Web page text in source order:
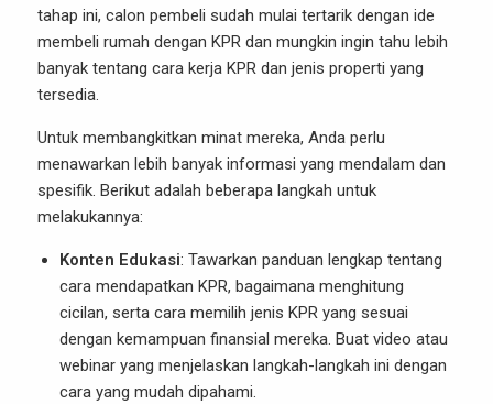
tahap ini, calon pembeli sudah mulai tertarik dengan ide
membeli rumah dengan KPR dan mungkin ingin tahu lebih
banyak tentang cara kerja KPR dan jenis properti yang
tersedia.
Untuk membangkitkan minat mereka, Anda perlu
menawarkan lebih banyak informasi yang mendalam dan
spesifik. Berikut adalah beberapa langkah untuk
melakukannya:
Konten Edukasi: Tawarkan panduan lengkap tentang
cara mendapatkan KPR, bagaimana menghitung
cicilan, serta cara memilih jenis KPR yang sesuai
dengan kemampuan finansial mereka. Buat video atau
webinar yang menjelaskan langkah-langkah ini dengan
cara yang mudah dipahami.